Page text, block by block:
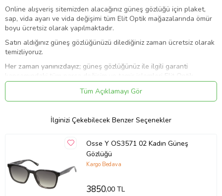
Online alışveriş sitemizden alacağınız güneş gözlüğü için plaket,
sap, vida ayarı ve vida değişimi tüm Elit Optik mağazalarında ömür
boyu ücretsiz olarak yapılmaktadır.
Satın aldığınız güneş gözlüğünüzü dilediğiniz zaman ücretsiz olarak
temizliyoruz.
Her zaman yanınızdayız; güneş gözlüğünüz ile ilgili garanti
kapsamındaki tüm parça değişim ve tamir işlemleri Elit Optik
mağazalarından ve online olarak tamamen ücretsiz yapılmaktadır.
Garanti kapsamı dışındaki parça değişim ve bakım işlemleriniz ise
Tüm Açıklamayı Gör
İlginizi Çekebilecek Benzer Seçenekler
Osse Y OS3571 02 Kadın Güneş
Gözlüğü
Kargo Bedava
3850,00 TL